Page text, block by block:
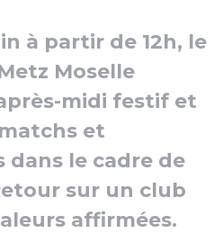
à partir de 12h, le
Moselle
midi festif et
et
dans le cadre de
sur un club
affirmées.